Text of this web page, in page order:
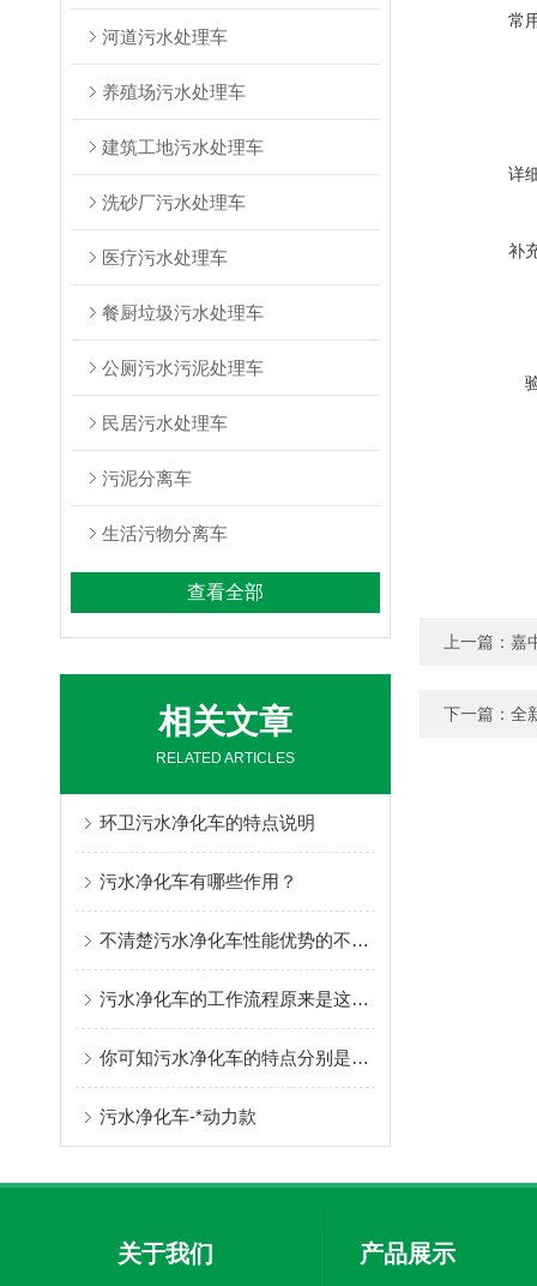
河道污水处理车
养殖场污水处理车
建筑工地污水处理车
洗砂厂污水处理车
医疗污水处理车
餐厨垃圾污水处理车
公厕污水污泥处理车
民居污水处理车
污泥分离车
生活污物分离车
查看全部
相关文章
RELATED ARTICLES
环卫污水净化车的特点说明
污水净化车有哪些作用？
不清楚污水净化车性能优势的不妨进来瞧瞧
污水净化车的工作流程原来是这样子的
你可知污水净化车的特点分别是什么？
污水净化车-*动力款
常
详
补
上一篇： 嘉
下一篇： 全
关于我们 产品展示